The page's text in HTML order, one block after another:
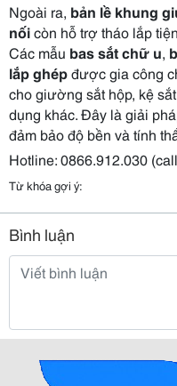
Ngoài ra, bản lề khung
nốicòn hỗ trợ tháo lắp
Các mẫu bas sắt chữ u,
lắp ghépđược gia công
cho giường sắt hộp, kệ
dụng khác. Đây là giải
đảm bảo độ bền và tính
Hotline: 0866.912.030
Từ khóa gợi ý:
Bình luận